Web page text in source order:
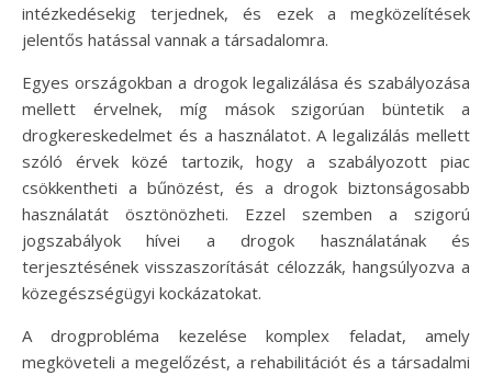
intézkedésekig terjednek, és ezek a megközelítések
jelentős hatással vannak a társadalomra.
Egyes országokban a drogok legalizálása és szabályozása
mellett érvelnek, míg mások szigorúan büntetik a
drogkereskedelmet és a használatot. A legalizálás mellett
szóló érvek közé tartozik, hogy a szabályozott piac
csökkentheti a bűnözést, és a drogok biztonságosabb
használatát ösztönözheti. Ezzel szemben a szigorú
jogszabályok hívei a drogok használatának és
terjesztésének visszaszorítását célozzák, hangsúlyozva a
közegészségügyi kockázatokat.
A drogprobléma kezelése komplex feladat, amely
megköveteli a megelőzést, a rehabilitációt és a társadalmi